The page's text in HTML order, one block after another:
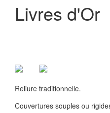
Livres d'Or
Reliure traditionnelle.
Couvertures souples ou